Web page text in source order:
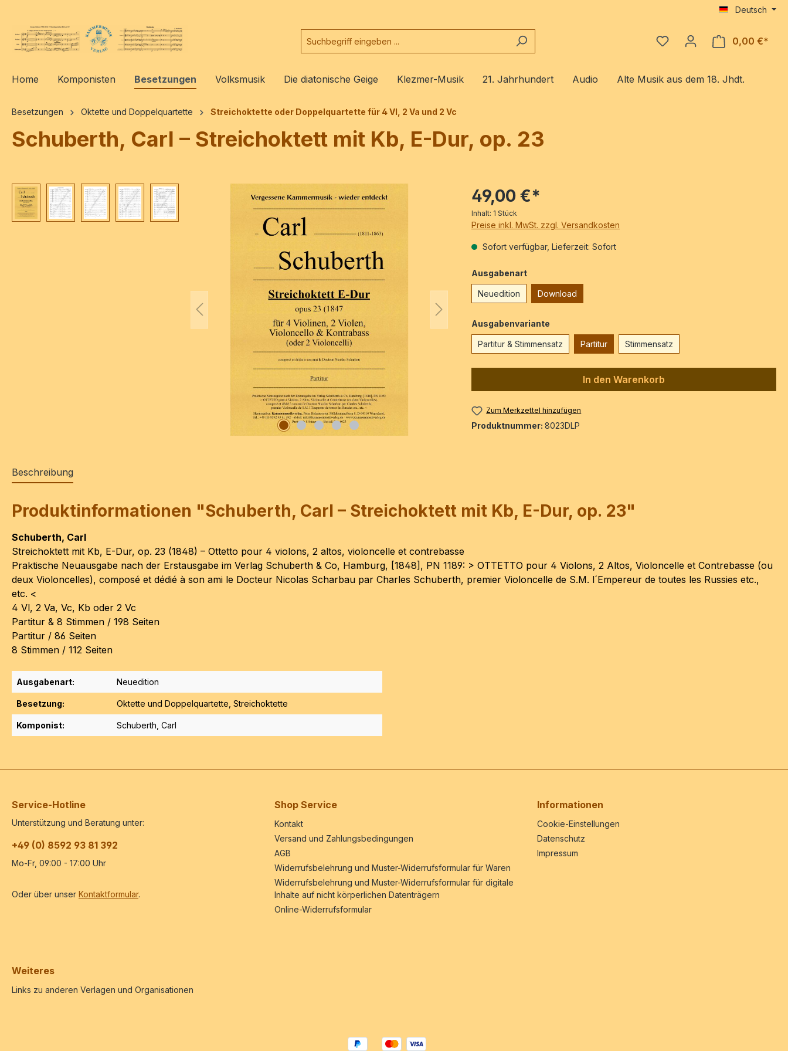
Deutsch
0,00 €*
Home Komponisten Besetzungen Volksmusik Die diatonische Geige Klezmer-Musik 21. Jahrhundert Audio Alte Musik aus dem 18. Jhdt.
Besetzungen Oktette und Doppelquartette Streichoktette oder Doppelquartette für 4 Vl, 2 Va und 2 Vc
Schuberth, Carl – Streichoktett mit Kb, E-Dur, op. 23
Bildergalerie überspringen 49,00 €*
Inhalt: 1 Stück
Preise inkl. MwSt. zzgl. Versandkosten
Sofort verfügbar, Lieferzeit: Sofort
Ausgabenartauswählen
Neuedition Download
Ausgabenvariante
Partitur & Stimmensatz Partitur Stimmensatz
In den Warenkorb
Zum Merkzettel hinzufügen
Produktnummer: 8023DLP
Beschreibung
Produktinformationen "Schuberth, Carl – Streichoktett mit Kb, E-Dur, op. 23"
Schuberth, Carl
Streichoktett mit Kb, E-Dur, op. 23 (1848) – Ottetto pour 4 violons, 2 altos, violoncelle et contrebasse
Praktische Neuausgabe nach der Erstausgabe im Verlag Schuberth & Co, Hamburg, [1848], PN 1189: > OTTETTO pour 4 Violons, 2 Altos, Violoncelle et Contrebasse (ou
deux Violoncelles), composé et dédié à son ami le Docteur Nicolas Scharbau par Charles Schuberth, premier Violoncelle de S.M. l´Empereur de toutes les Russies etc.,
etc. <
4 Vl, 2 Va, Vc, Kb oder 2 Vc
Partitur & 8 Stimmen / 198 Seiten
Partitur / 86 Seiten
8 Stimmen / 112 Seiten
Ausgabenart: Neuedition
Besetzung: Oktette und Doppelquartette , Streichoktette
Komponist: Schuberth, Carl
Service-Hotline
Unterstützung und Beratung unter:
+49 (0) 8592 93 81 392
Mo-Fr, 09:00 - 17:00 Uhr
Oder über unser Kontaktformular.
Shop Service
Kontakt
Versand und Zahlungsbedingungen
AGB
Widerrufsbelehrung und Muster-Widerrufsformular für Waren
Widerrufsbelehrung und Muster-Widerrufsformular für digitale
Inhalte auf nicht körperlichen Datenträgern
Online-Widerrufsformular
Informationen
Cookie-Einstellungen
Datenschutz
Impressum
Weiteres
Links zu anderen Verlagen und Organisationen